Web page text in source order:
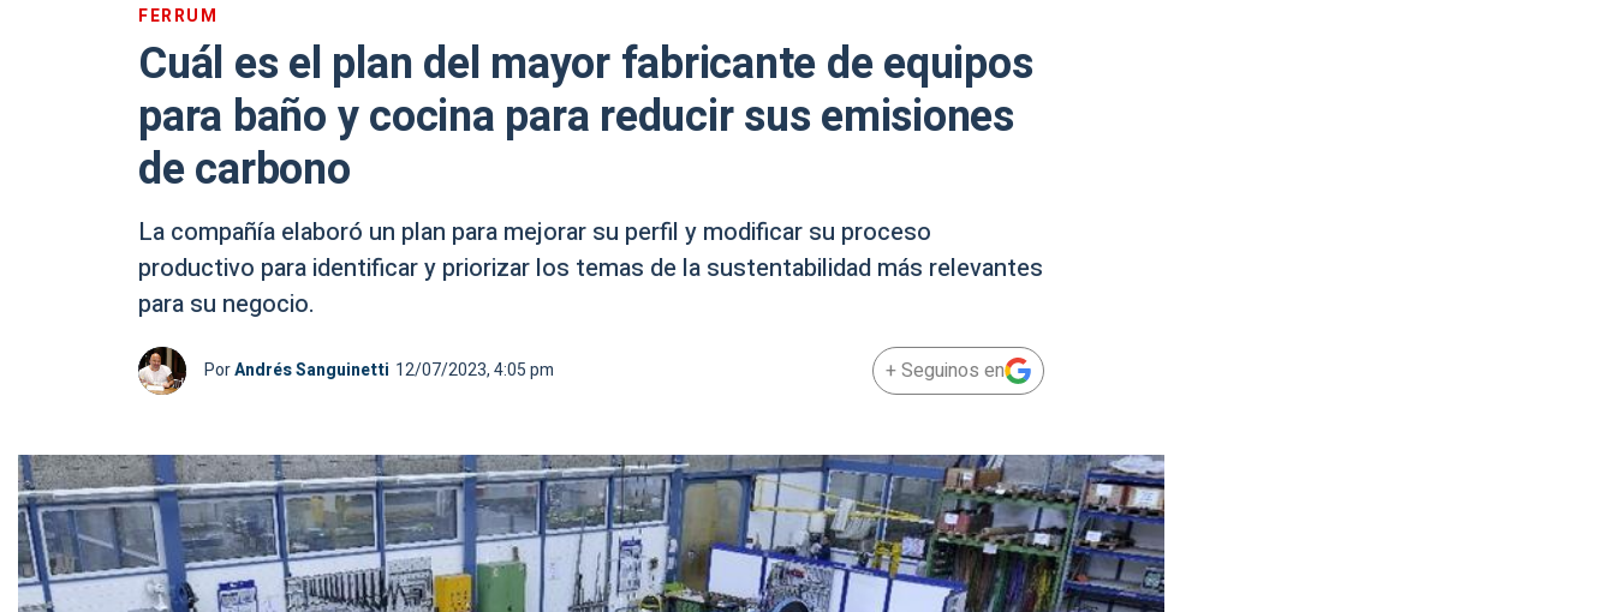
FERRUM
Cuál es el plan del mayor fabricante de equipos
para baño y cocina para reducir sus emisiones
de carbono
La compañía elaboró un plan para mejorar su perfil y modificar su proceso
productivo para identificar y priorizar los temas de la sustentabilidad más relevantes
para su negocio.
PorAndrés Sanguinetti 12/07/2023, 4:05 pm + Seguinos en